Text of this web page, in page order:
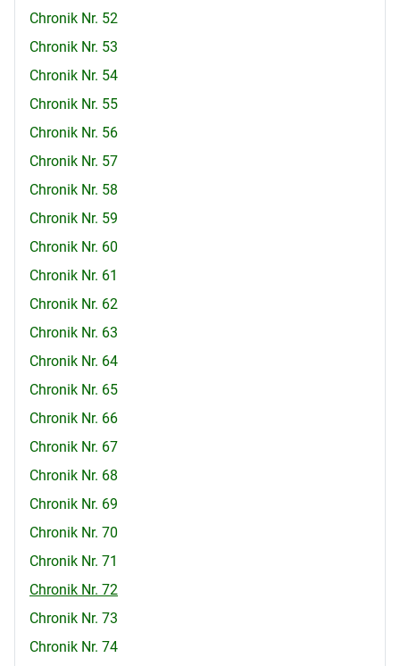
Chronik Nr. 52
Chronik Nr. 53
Chronik Nr. 54
Chronik Nr. 55
Chronik Nr. 56
Chronik Nr. 57
Chronik Nr. 58
Chronik Nr. 59
Chronik Nr. 60
Chronik Nr. 61
Chronik Nr. 62
Chronik Nr. 63
Chronik Nr. 64
Chronik Nr. 65
Chronik Nr. 66
Chronik Nr. 67
Chronik Nr. 68
Chronik Nr. 69
Chronik Nr. 70
Chronik Nr. 71
Chronik Nr. 72
Chronik Nr. 73
Chronik Nr. 74